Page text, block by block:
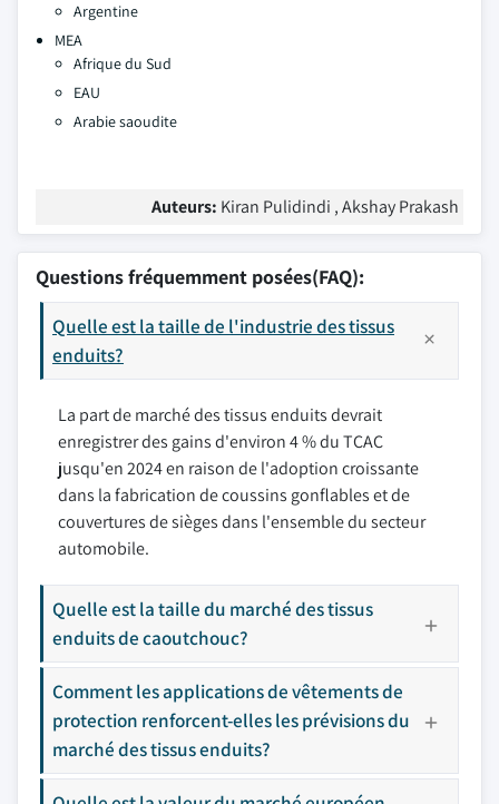
Argentine
MEA
Afrique du Sud
EAU
Arabie saoudite
Auteurs: Kiran Pulidindi , Akshay Prakash
Questions fréquemment posées(FAQ):
Quelle est la taille de l'industrie des tissus
enduits?
La part de marché des tissus enduits devrait
enregistrer des gains d'environ 4 % du TCAC
jusqu'en 2024 en raison de l'adoption croissante
dans la fabrication de coussins gonflables et de
couvertures de sièges dans l'ensemble du secteur
automobile.
Quelle est la taille du marché des tissus
enduits de caoutchouc?
Comment les applications de vêtements de
protection renforcent-elles les prévisions du
marché des tissus enduits?